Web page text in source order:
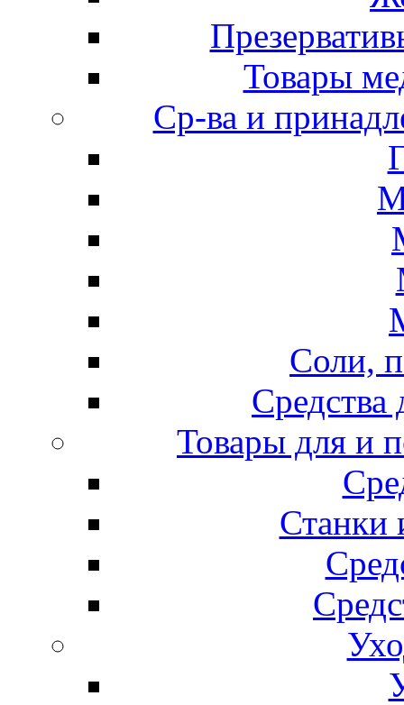
Товары
Ср-ва и
Соли,
Товары для и
Станки